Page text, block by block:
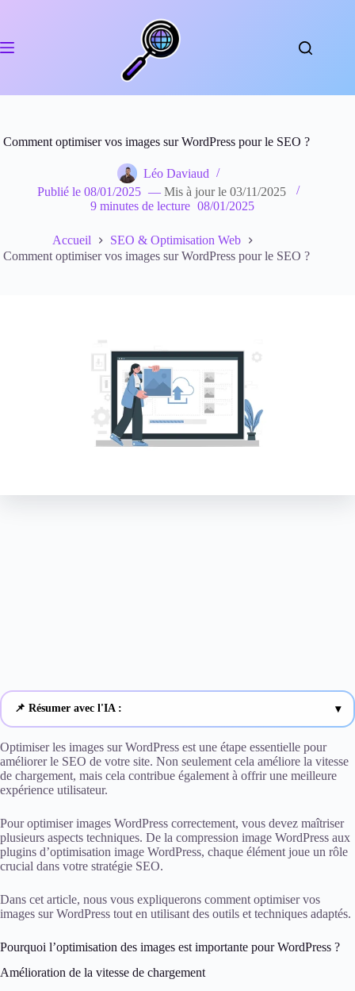
Comment optimiser vos images sur WordPress pour le SEO ?
Léo Daviaud
Publié le08/01/2025 — Mis à jour le 03/11/2025
9 minutes de lecture 08/01/2025
Accueil
SEO & Optimisation Web
Comment optimiser vos images sur WordPress pour le SEO ?
📌 Résumer avec l'IA :
ChatGPT
Gemini
Perplexity
Optimiser les images sur WordPress est une étape essentielle pour
améliorer le SEO de votre site. Non seulement cela améliore la vitesse
de chargement, mais cela contribue également à offrir une meilleure
expérience utilisateur.
Pour optimiser images WordPress correctement, vous devez maîtriser
plusieurs aspects techniques. De la compression image WordPress aux
plugins d’optimisation image WordPress, chaque élément joue un rôle
crucial dans votre stratégie SEO.
Dans cet article, nous vous expliquerons comment optimiser vos
images sur WordPress tout en utilisant des outils et techniques adaptés.
Pourquoi l’optimisation des images est importante pour WordPress ?
Amélioration de la vitesse de chargement